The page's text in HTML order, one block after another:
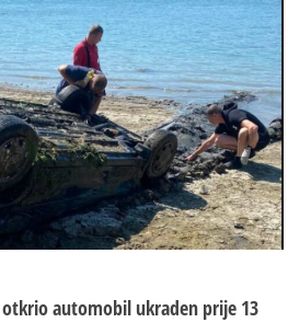
automobil ukraden prije 13